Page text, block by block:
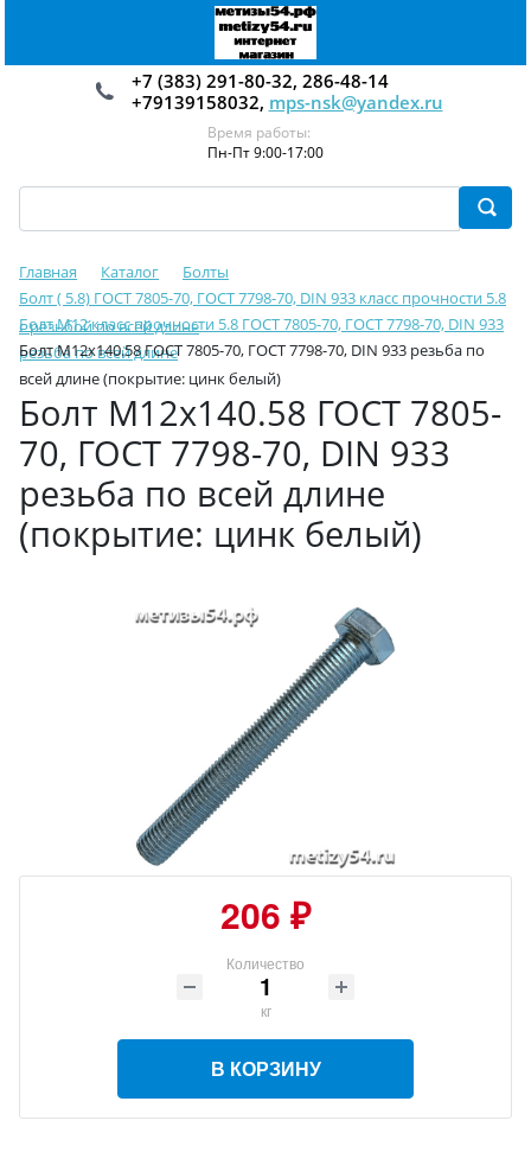
+7 (383) 291-80-32, 286-48-14
+79139158032, mps-nsk@yandex.ru
Время работы:
Пн-Пт 9:00-17:00
Главная Каталог
Болты
Болт ( 5.8) ГОСТ 7805-70, ГОСТ 7798-70, DIN 933 класс прочности 5.8
с резьбой по всей длине
Болт М12 класс прочности 5.8 ГОСТ 7805-70, ГОСТ 7798-70, DIN 933
резьба по всей длине
Болт М12х140.58 ГОСТ 7805-70, ГОСТ 7798-70, DIN 933 резьба по
всей длине (покрытие: цинк белый)
Болт М12х140.58 ГОСТ 7805-
70, ГОСТ 7798-70, DIN 933
резьба по всей длине
(покрытие: цинк белый)
206 ₽
Количество
кг
В КОРЗИНУ